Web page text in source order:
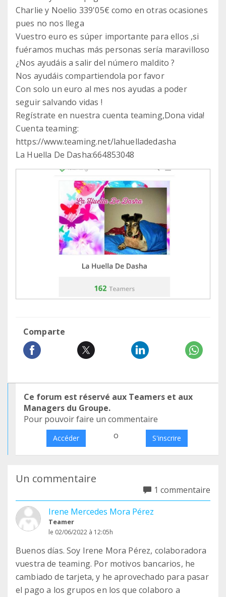
Charlie y Noelio 339'05€ como en otras ocasiones
pues no nos llega
Vuestro euro es súper importante para ellos ,si
fuéramos muchas más personas sería maravilloso
¿Nos ayudáis a salir del número maldito ?
Nos ayudáis compartiendola por favor
Con solo un euro al mes nos ayudas a poder
seguir salvando vidas !
Regístrate en nuestra cuenta teaming,Dona vida!
Cuenta teaming:
https://www.teaming.net/lahuelladedasha
La Huella De Dasha:664853048
Comparte
Ce forum est réservé aux Teamers et aux
Managers du Groupe.
Pour pouvoir faire un commentaire
Accéder o S'inscrire
Un commentaire
1 commentaire
Irene Mercedes Mora Pérez
Teamer
le 02/06/2022 à 12:05h
Buenos días. Soy Irene Mora Pérez, colaboradora
vuestra de teaming. Por motivos bancarios, he
cambiado de tarjeta, y he aprovechado para pasar
el pago a los grupos en los que colaboro a